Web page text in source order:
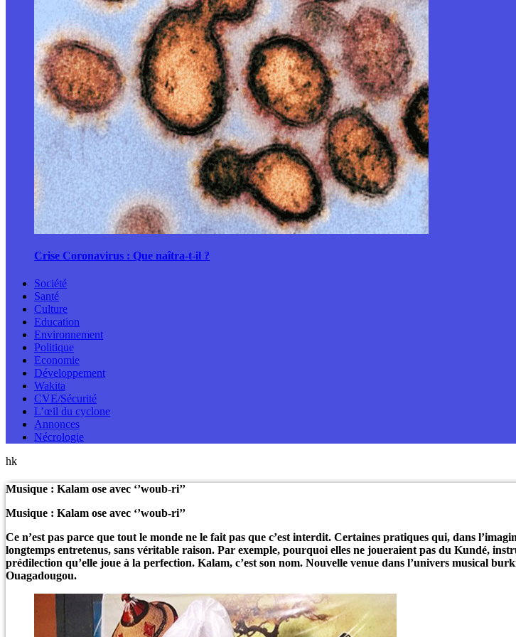
Crise Coronavirus : Que naîtra-t-il ?
Société
Santé
Culture
Education
Environnement
Politique
Economie
Développement
Wakita
CVE/Sécurité
L’œil du cyclone
Annonces
Nécrologie
hk
Musique : Kalam ose avec ‘’woub-ri’’
Musique : Kalam ose avec ‘’woub-ri’’
Ce n’est pas parce que tout le monde ne le fait pas que c’est interdit. Certaines pratiques qui, dans
longtemps entretenus, sans véritable raison. Par exemple, pourquoi elles ne joueraient pas du Kundé,
prédilection qu’elle joue à la perfection. Kalam, c’est son nom. Nouvelle venue dans l’univers musical
Ouagadougou.